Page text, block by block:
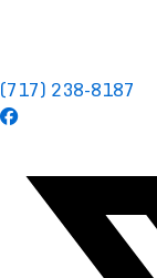
(717) 238-8187